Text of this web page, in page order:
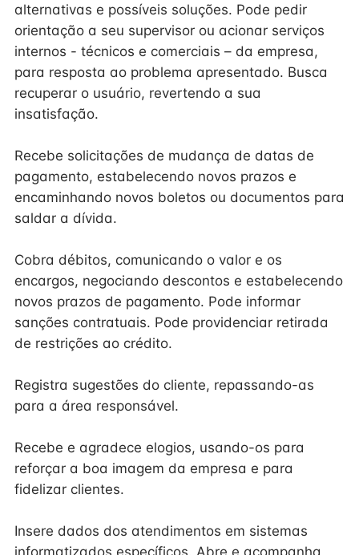
alternativas e possíveis soluções. Pode pedir
orientação a seu supervisor ou acionar serviços
internos - técnicos e comerciais – da empresa,
para resposta ao problema apresentado. Busca
recuperar o usuário, revertendo a sua
insatisfação.
Recebe solicitações de mudança de datas de
pagamento, estabelecendo novos prazos e
encaminhando novos boletos ou documentos para
saldar a dívida.
Cobra débitos, comunicando o valor e os
encargos, negociando descontos e estabelecendo
novos prazos de pagamento. Pode informar
sanções contratuais. Pode providenciar retirada
de restrições ao crédito.
Registra sugestões do cliente, repassando-as
para a área responsável.
Recebe e agradece elogios, usando-os para
reforçar a boa imagem da empresa e para
fidelizar clientes.
Insere dados dos atendimentos em sistemas
informatizados específicos. Abre e acompanha